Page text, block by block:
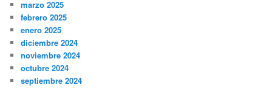
marzo 2025
febrero 2025
enero 2025
diciembre 2024
noviembre 2024
octubre 2024
septiembre 2024